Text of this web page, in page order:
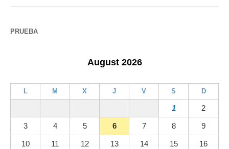
PRUEBA
August 2026
L M X J V S D
1 2
3 4 5 6 7 8 9
10 11 12 13 14 15 16